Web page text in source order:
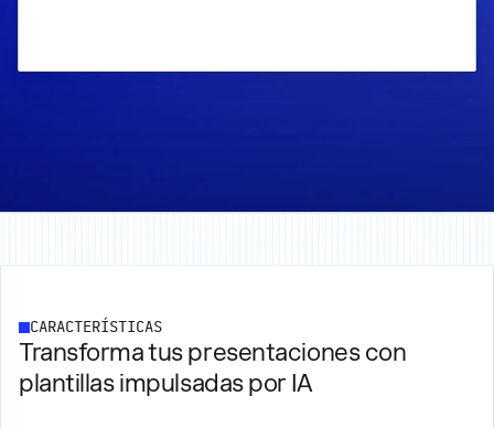
CARACTERÍSTICAS
Transforma tus presentaciones con
plantillas impulsadas por IA